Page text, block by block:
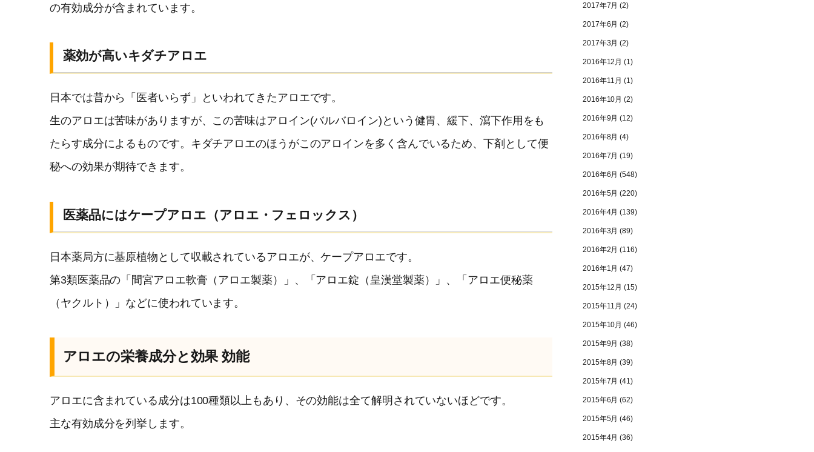
の有効成分が含まれています。
薬効が高いキダチアロエ
日本では昔から「医者いらず」といわれてきたアロエです。
生のアロエは苦味がありますが、この苦味はアロイン(バルバロイン)という健胃、緩下、瀉下作用をも
たらす成分によるものです。キダチアロエのほうがこのアロインを多く含んでいるため、下剤として便
秘への効果が期待できます。
医薬品にはケープアロエ（アロエ・フェロックス）
日本薬局方に基原植物として収載されているアロエが、ケープアロエです。
第3類医薬品の「間宮アロエ軟膏（アロエ製薬）」、「アロエ錠（皇漢堂製薬）」、「アロエ便秘薬
（ヤクルト）」などに使われています。
アロエの栄養成分と効果 効能
アロエに含まれている成分は100種類以上もあり、その効能は全て解明されていないほどです。
主な有効成分を列挙します。
2017年7月 (2)
2017年6月 (2)
2017年3月 (2)
2016年12月 (1)
2016年11月 (1)
2016年10月 (2)
2016年9月 (12)
2016年8月 (4)
2016年7月 (19)
2016年6月 (548)
2016年5月 (220)
2016年4月 (139)
2016年3月 (89)
2016年2月 (116)
2016年1月 (47)
2015年12月 (15)
2015年11月 (24)
2015年10月 (46)
2015年9月 (38)
2015年8月 (39)
2015年7月 (41)
2015年6月 (62)
2015年5月 (46)
2015年4月 (36)